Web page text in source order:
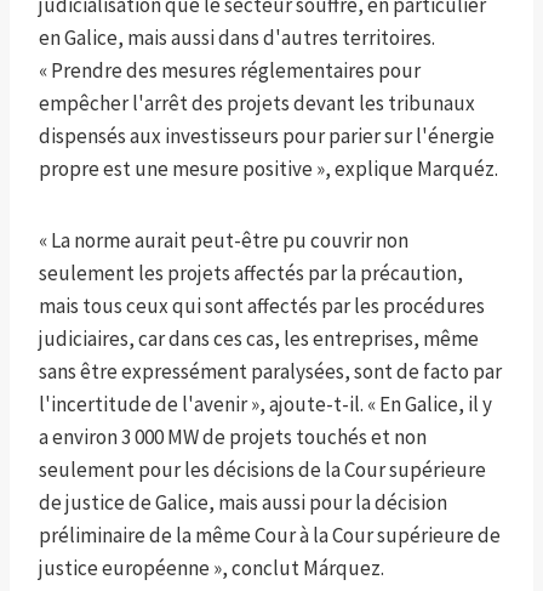
en Galice, mais aussi dans d'autres territoires.
« Prendre des mesures réglementaires pour
empêcher l'arrêt des projets devant les tribunaux
dispensés aux investisseurs pour parier sur l'énergie
propre est une mesure positive », explique Marquéz.
« La norme aurait peut-être pu couvrir non
seulement les projets affectés par la précaution,
mais tous ceux qui sont affectés par les procédures
judiciaires, car dans ces cas, les entreprises, même
sans être expressément paralysées, sont de facto par
l'incertitude de l'avenir », ajoute-t-il. « En Galice, il y
a environ 3 000 MW de projets touchés et non
seulement pour les décisions de la Cour supérieure
de justice de Galice, mais aussi pour la décision
préliminaire de la même Cour à la Cour supérieure de
justice européenne », conclut Márquez.